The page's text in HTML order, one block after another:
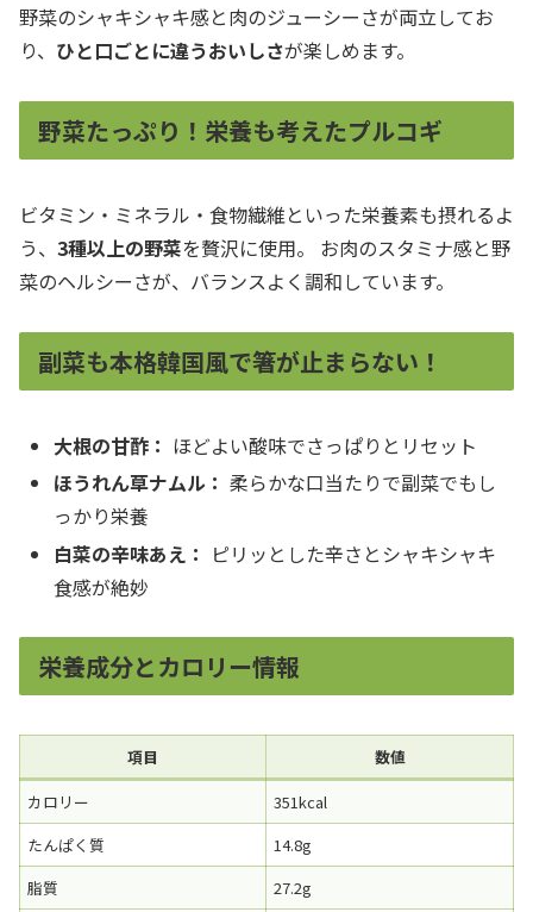
野菜のシャキシャキ感と肉のジューシーさが両立してお
り、 ひと口ごとに違うおいしさが楽しめます。
野菜たっぷり！栄養も考えたプルコギ
ビタミン・ミネラル・食物繊維といった栄養素も摂れるよ
う、 3種以上の野菜を贅沢に使用。 お肉のスタミナ感と野
菜のヘルシーさが、バランスよく調和しています。
副菜も本格韓国風で箸が止まらない！
大根の甘酢： ほどよい酸味でさっぱりとリセット
ほうれん草ナムル： 柔らかな口当たりで副菜でもし
っかり栄養
白菜の辛味あえ： ピリッとした辛さとシャキシャキ
食感が絶妙
栄養成分とカロリー情報
項目
数値
カロリー
351kcal
たんぱく質
14.8g
脂質
27.2g